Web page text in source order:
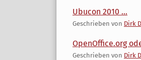
Ubucon 2010 ...
Geschrieben von Dirk
OpenOffice.org
Geschrieben von Dirk